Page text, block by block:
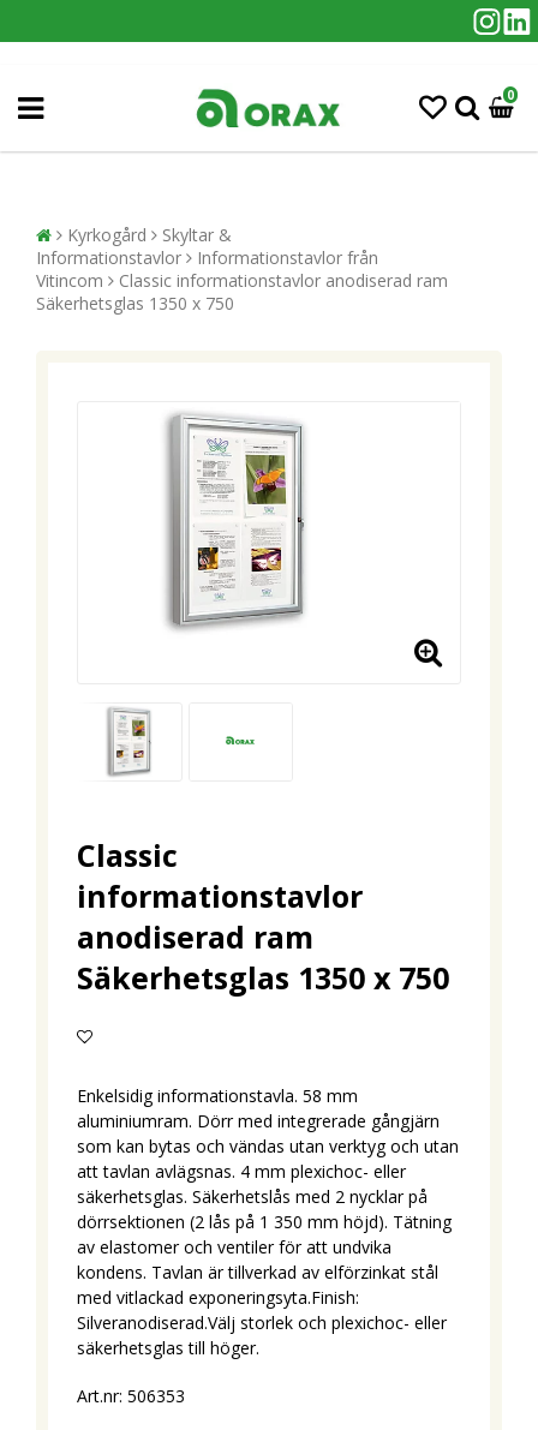
0
Kyrkogård
Skyltar &
Informationstavlor
Informationstavlor från
Vitincom
Classic informationstavlor anodiserad ram
Säkerhetsglas 1350 x 750
Classic
informationstavlor
anodiserad ram
Säkerhetsglas 1350 x 750
Enkelsidig informationstavla. 58 mm
aluminiumram. Dörr med integrerade gångjärn
som kan bytas och vändas utan verktyg och utan
att tavlan avlägsnas. 4 mm plexichoc- eller
säkerhetsglas. Säkerhetslås med 2 nycklar på
dörrsektionen (2 lås på 1 350 mm höjd). Tätning
av elastomer och ventiler för att undvika
kondens. Tavlan är tillverkad av elförzinkat stål
med vitlackad exponeringsyta.Finish:
Silveranodiserad.Välj storlek och plexichoc- eller
säkerhetsglas till höger.
Art.nr: 506353